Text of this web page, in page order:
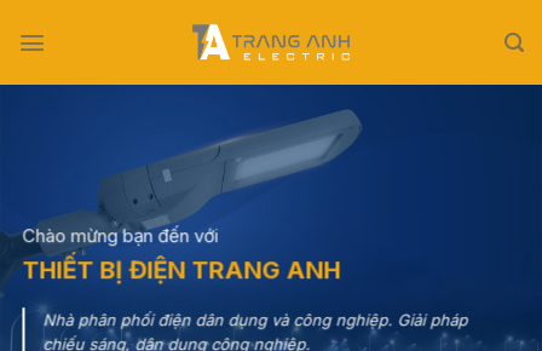
Chào mừng bạn đến với
THIẾT BỊ ĐIỆN TRANG ANH
Nhà phân phối điện dân dụng và công nghiệp. Giải pháp
chiếu sáng, dân dụng công nghiệp.